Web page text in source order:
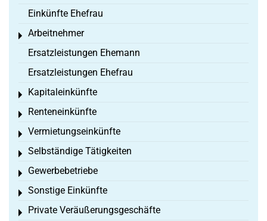
Einkünfte Ehefrau
Arbeitnehmer
Toggle menu
Ersatzleistungen Ehemann
Ersatzleistungen Ehefrau
Kapitaleinkünfte
Toggle menu
Renteneinkünfte
Toggle menu
Vermietungseinkünfte
Toggle menu
Selbständige Tätigkeiten
Toggle menu
Gewerbebetriebe
Toggle menu
Sonstige Einkünfte
Toggle menu
Private Veräußerungsgeschäfte
Toggle menu